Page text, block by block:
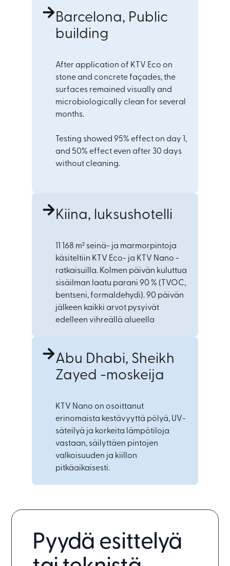
Barcelona, Public
building
After application of KTV Eco on
stone and concrete façades, the
surfaces remained visually and
microbiologically clean for several
months.
Testing showed 95% effect on day 1,
and 50% effect even after 30 days
without cleaning.
Kiina, luksushotelli
11 168 m² seinä- ja marmorpintoja
käsiteltiin KTV Eco- ja KTV Nano -
ratkaisuilla. Kolmen päivän kuluttua
sisäilman laatu parani 90 % (TVOC,
bentseni, formaldehydi). 90 päivän
jälkeen kaikki arvot pysyivät
edelleen vihreällä alueella
Abu Dhabi, Sheikh
Zayed -moskeija
KTV Nano on osoittanut
erinomaista kestävyyttä pölyä, UV-
säteilyä ja korkeita lämpötiloja
vastaan, säilyttäen pintojen
valkoisuuden ja kiillon
pitkäaikaisesti.
Pyydä esittelyä